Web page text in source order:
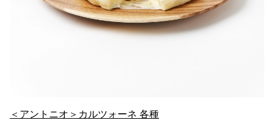
＜アントニオ＞カルツォーネ 各種